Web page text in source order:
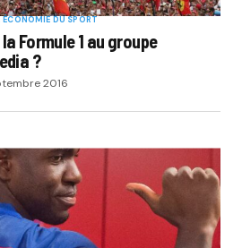
ÉCONOMIE DU SPORT
Formule 1 au groupe
?
2016